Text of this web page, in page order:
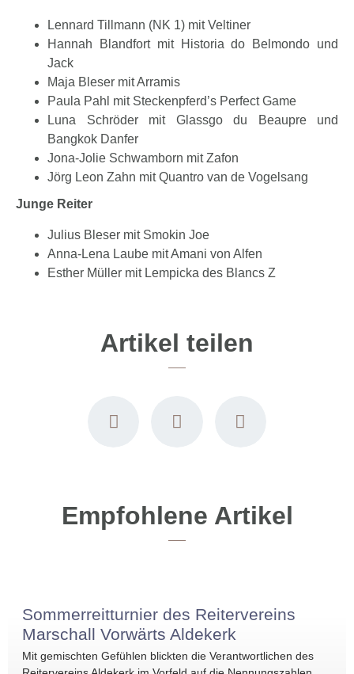
Lennard Tillmann (NK 1) mit Veltiner
Hannah Blandfort mit Historia do Belmondo und
Jack
Maja Bleser mit Arramis
Paula Pahl mit Steckenpferd’s Perfect Game
Luna Schröder mit Glassgo du Beaupre und
Bangkok Danfer
Jona-Jolie Schwamborn mit Zafon
Jörg Leon Zahn mit Quantro van de Vogelsang
Junge Reiter
Julius Bleser mit Smokin Joe
Anna-Lena Laube mit Amani von Alfen
Esther Müller mit Lempicka des Blancs Z
Artikel teilen
Empfohlene Artikel
Sommerreitturnier des Reitervereins
Marschall Vorwärts Aldekerk
Mit gemischten Gefühlen blickten die Verantwortlichen des